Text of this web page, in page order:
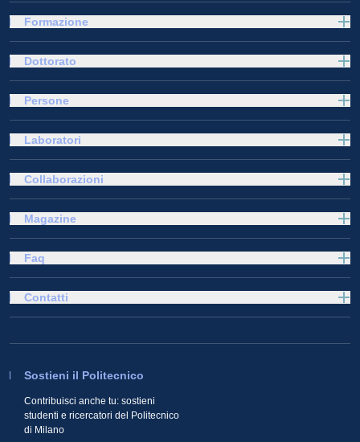
Formazione
Dottorato
Persone
Laboratori
Collaborazioni
Magazine
Faq
Sostieni il Politecnico
Contribuisci anche tu: sostieni
studenti e ricercatori del Politecnico
di Milano
Contatti